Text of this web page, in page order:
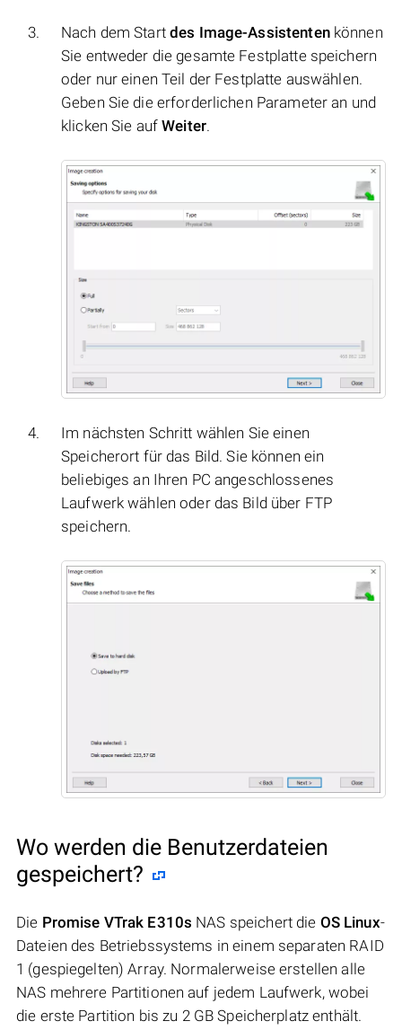
Nach dem Start des Image-Assistentenkönnen
Sie entweder die gesamte Festplatte speichern
oder nur einen Teil der Festplatte auswählen.
Geben Sie die erforderlichen Parameter an und
klicken Sie aufWeiter.
Im nächsten Schritt wählen Sie einen
Speicherort für das Bild. Sie können ein
beliebiges an Ihren PC angeschlossenes
Laufwerk wählen oder das Bild über FTP
speichern.
Wo werden die Benutzerdateien
gespeichert?
Die Promise VTrak E310s NAS speichert die OS Linux-
Dateien des Betriebssystems in einem separaten RAID
1 (gespiegelten) Array. Normalerweise erstellen alle
NAS mehrere Partitionen auf jedem Laufwerk, wobei
die erste Partition bis zu 2 GB Speicherplatz enthält.